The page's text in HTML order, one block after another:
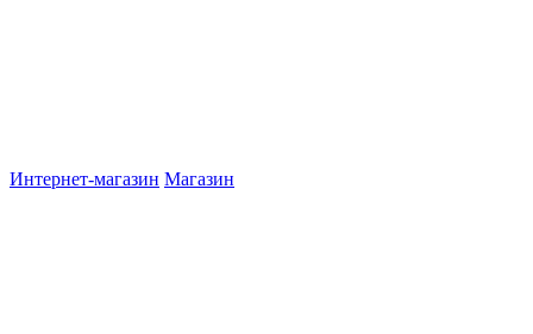
Интернет-магазин Магазин